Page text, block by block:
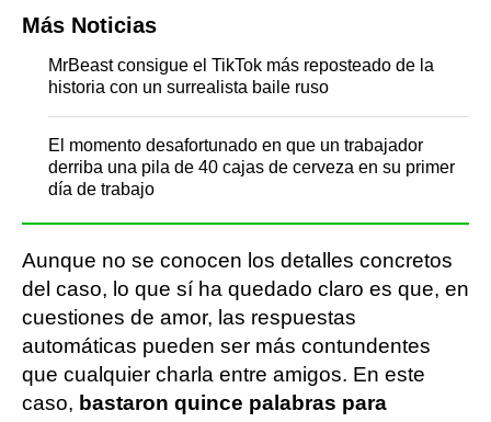
Más Noticias
MrBeast consigue el TikTok más reposteado de la
historia con un surrealista baile ruso
El momento desafortunado en que un trabajador
derriba una pila de 40 cajas de cerveza en su primer
día de trabajo
Aunque no se conocen los detalles concretos
del caso, lo que sí ha quedado claro es que, en
cuestiones de amor, las respuestas
automáticas pueden ser más contundentes
que cualquier charla entre amigos. En este
caso, bastaron quince palabras para